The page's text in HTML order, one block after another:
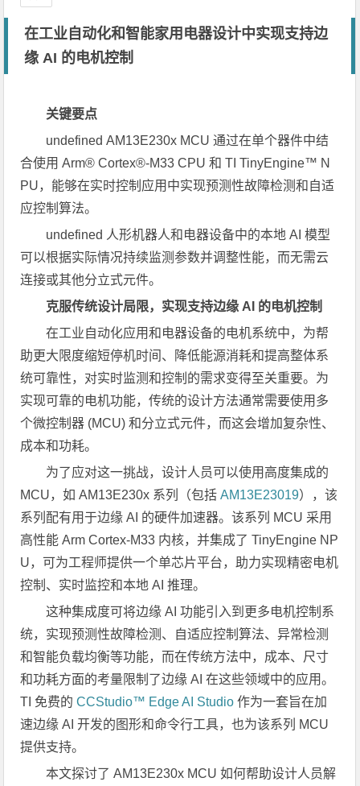
在工业自动化和智能家用电器设计中实现支持边
缘 AI 的电机控制
关键要点
undefined AM13E230x MCU 通过在单个器件中结
合使用 Arm® Cortex®-M33 CPU 和 TI TinyEngine™ N
PU，能够在实时控制应用中实现预测性故障检测和自适
应控制算法。
undefined 人形机器人和电器设备中的本地 AI 模型
可以根据实际情况持续监测参数并调整性能，而无需云
连接或其他分立式元件。
克服传统设计局限，实现支持边缘 AI 的电机控制
在工业自动化应用和电器设备的电机系统中，为帮
助更大限度缩短停机时间、降低能源消耗和提高整体系
统可靠性，对实时监测和控制的需求变得至关重要。为
实现可靠的电机功能，传统的设计方法通常需要使用多
个微控制器 (MCU) 和分立式元件，而这会增加复杂性、
成本和功耗。
为了应对这一挑战，设计人员可以使用高度集成的
MCU，如 AM13E230x 系列（包括AM13E23019），该
系列配有用于边缘 AI 的硬件加速器。该系列 MCU 采用
高性能 Arm Cortex‑M33 内核，并集成了 TinyEngine NP
U，可为工程师提供一个单芯片平台，助力实现精密电机
控制、实时监控和本地 AI 推理。
这种集成度可将边缘 AI 功能引入到更多电机控制系
统，实现预测性故障检测、自适应控制算法、异常检测
和智能负载均衡等功能，而在传统方法中，成本、尺寸
和功耗方面的考量限制了边缘 AI 在这些领域中的应用。
TI 免费的CCStudio™ Edge AI Studio 作为一套旨在加
速边缘 AI 开发的图形和命令行工具，也为该系列 MCU
提供支持。
本文探讨了 AM13E230x MCU 如何帮助设计人员解